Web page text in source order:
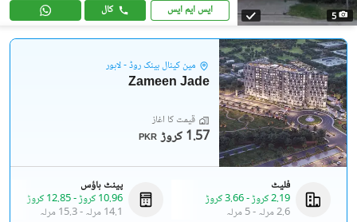
5 ایس ایم ایس کال
مین کینال بینک روڈ - لاہور
Zameen Jade
قیمت کا آغاز
PKR 1.57 کروڑ
فلیٹ
2.19 کروڑ
-3.66 کروڑ
2.6 مرلہ
-5 مرلہ
پینٹ ہاؤس
10.96 کروڑ
-12.85 کروڑ
14.1 مرلہ
-15.3 مرلہ